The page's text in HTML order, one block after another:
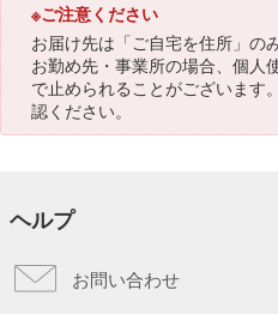
※ご注意ください
お届け先は「ご自宅を住所」の
お勤め先・事業所の場合、個人
で止められることがございます
認ください。
ヘルプ
お問い合わせ